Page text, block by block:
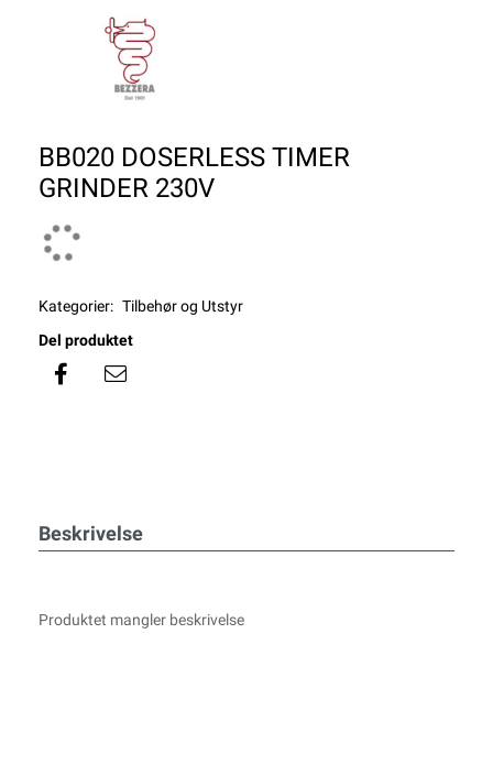
BB020 DOSERLESS TIMER
GRINDER 230V
Kategorier: Tilbehør og Utstyr
Del produktet
Beskrivelse
Produktet mangler beskrivelse